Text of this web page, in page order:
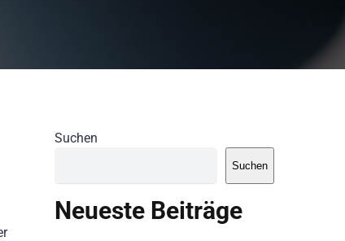
Suchen
Suchen
Neueste Beiträge